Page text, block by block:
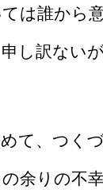
は誰から
し訳ない
て、つく
余りの不